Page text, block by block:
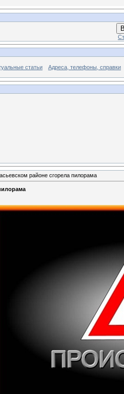
статьи Адреса, телефоны, справки
районе сгорела пилорама